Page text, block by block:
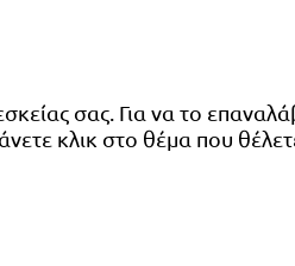
σας. Για να το
κλικ στο θέμα που